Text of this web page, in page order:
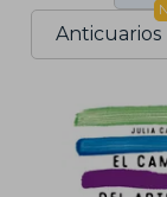
Anticuarios